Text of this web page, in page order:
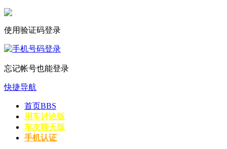
使用验证码登录
忘记帐号也能登录
快捷导航
首页BBS
用车讨论版
车友聊天版
手机认证